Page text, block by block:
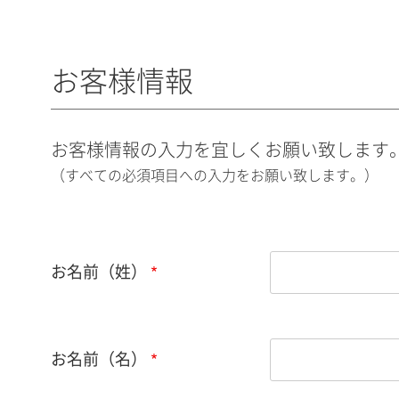
お客様情報
お客様情報の入力を宜しくお願い致します
（すべての必須項目への入力をお願い致します。）
お名前（姓）
お名前（名）